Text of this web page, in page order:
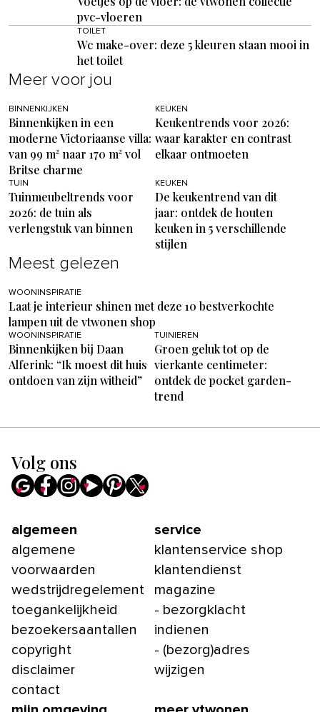
pvc-vloeren
TOILET
Wc make-over: deze 5 kleuren staan mooi in
het toilet
Meer voor jou
BINNENKIJKEN
Binnenkijken in een
moderne Victoriaanse villa:
van 99 m² naar 170 m² vol
Britse charme
KEUKEN
Keukentrends voor 2026:
waar karakter en contrast
elkaar ontmoeten
TUIN
Tuinmeubeltrends voor
2026: de tuin als
verlengstuk van binnen
KEUKEN
De keukentrend van dit
jaar: ontdek de houten
keuken in 5 verschillende
stijlen
Meest gelezen
WOONINSPIRATIE
Laat je interieur shinen met deze 10 bestverkochte
lampen uit de vtwonen shop
WOONINSPIRATIE
Binnenkijken bij Daan
Alferink: “Ik moest dit huis
ontdoen van zijn witheid”
TUINIEREN
Groen geluk tot op de
vierkante centimeter:
ontdek de pocket garden-
trend
Volg ons
algemeen
algemene
voorwaarden
wedstrijdregelement
toegankelijkheid
bezoekersaantallen
copyright
disclaimer
contact
service
klantenservice shop
klantendienst
magazine
- bezorgklacht
indienen
- (bezorg)adres
wijzigen